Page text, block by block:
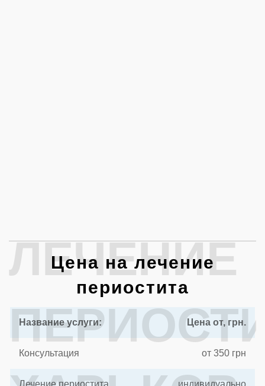
ЛЕЧЕНИЕ
Цена на лечение
периостита
Название услуги: Цена от, грн.
Консультация от 350 грн